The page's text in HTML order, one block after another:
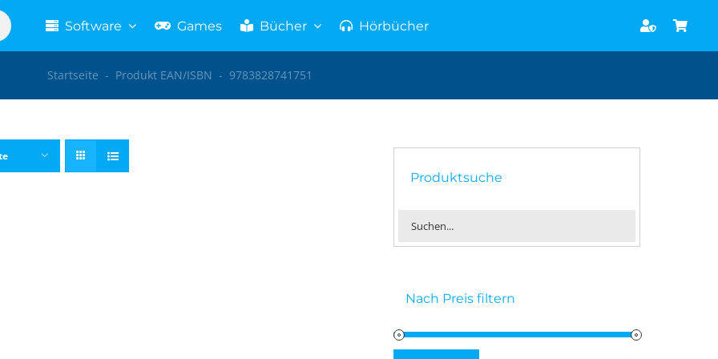
Software Games Bücher Hörbücher
Startseite - Produkt EAN/ISBN - 9783828741751
Produktsuche
Nach Preis filtern